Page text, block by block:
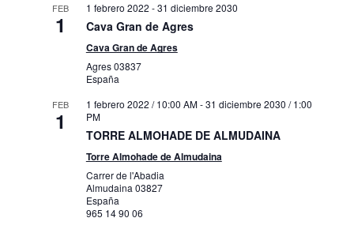
FEB
1
1 febrero 2022 -31 diciembre 2030
Cava Gran de Agres
Cava Gran de Agres
Agres03837
España
FEB
1
1 febrero 2022 / 10:00 AM-31 diciembre 2030 / 1:00
PM
TORRE ALMOHADE DE ALMUDAINA
Torre Almohade de Almudaina
Carrer de l'Abadia
Almudaina 03827
España
965 14 90 06